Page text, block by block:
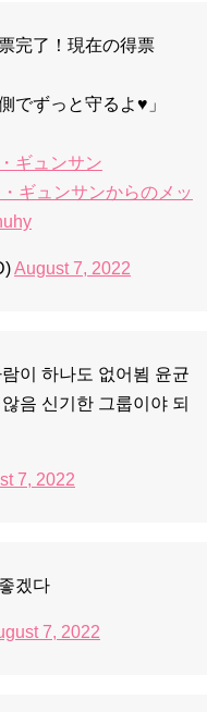
完了！現在の得票
でずっと守るよ♥」
ギュンサン
ギュンサンからのメッ
August 7, 2022
이 하나도 없어뵘 윤균
음 신기한 그룹이야 되
7, 2022
겠다
7, 2022